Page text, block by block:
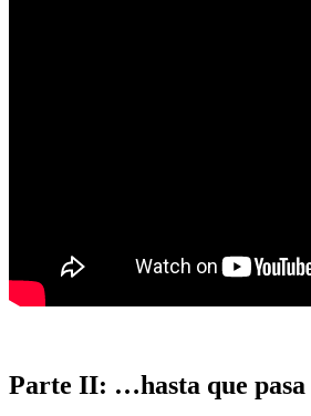
Parte II: …hasta que pasa